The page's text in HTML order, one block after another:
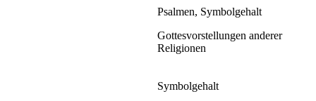
Psalmen, Symbolgehalt
Gottesvorstellungen anderer
Religionen
Symbolgehalt